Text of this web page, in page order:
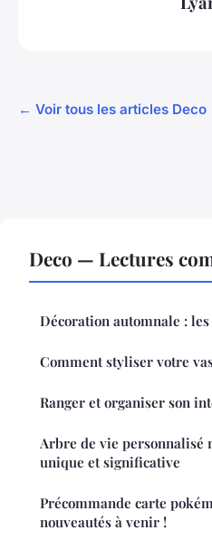
← Voir tous les articles Deco
Deco — Lectures
Décoration automnale :
Comment styliser votre
Ranger et organiser son
Arbre de vie personnalisé
unique et significative
Précommande carte
nouveautés à venir !